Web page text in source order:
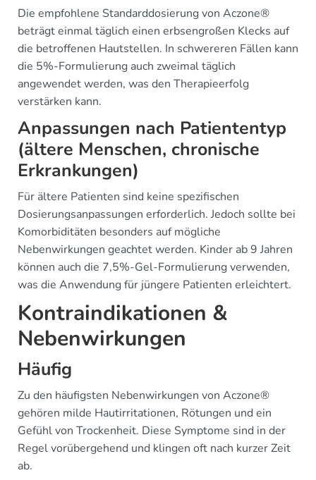
Die empfohlene Standarddosierung von Aczone®
beträgt einmal täglich einen erbsengroßen Klecks auf
die betroffenen Hautstellen. In schwereren Fällen kann
die 5%-Formulierung auch zweimal täglich
angewendet werden, was den Therapieerfolg
verstärken kann.
Anpassungen nach Patiententyp
(ältere Menschen, chronische
Erkrankungen)
Für ältere Patienten sind keine spezifischen
Dosierungsanpassungen erforderlich. Jedoch sollte bei
Komorbiditäten besonders auf mögliche
Nebenwirkungen geachtet werden. Kinder ab 9 Jahren
können auch die 7,5%-Gel-Formulierung verwenden,
was die Anwendung für jüngere Patienten erleichtert.
Kontraindikationen &
Nebenwirkungen
Häufig
Zu den häufigsten Nebenwirkungen von Aczone®
gehören milde Hautirritationen, Rötungen und ein
Gefühl von Trockenheit. Diese Symptome sind in der
Regel vorübergehend und klingen oft nach kurzer Zeit
ab.